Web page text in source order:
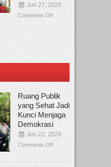
Jun 27, 2026
Comments Off
Ruang Publik
yang Sehat Jadi
Kunci Menjaga
Demokrasi
Jun 22, 2026
Comments Off